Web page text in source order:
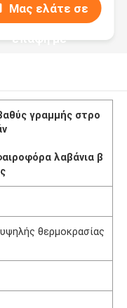
Μας ελάτε σε
επαφή με
γραμμής στρο
λαβάνια β
θερμοκρασίας